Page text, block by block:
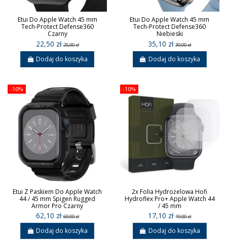
Etui Do Apple Watch 45 mm
Tech-Protect Defense360
Czarny
22,50 zł25,00 zł
Dodaj do koszyka
Etui Do Apple Watch 45 mm
Tech-Protect Defense360
Niebieski
35,10 zł39,00 zł
Dodaj do koszyka
-10%
Etui Z Paskiem Do Apple Watch
44 / 45 mm Spigen Rugged
Armor Pro Czarny
62,10 zł69,00 zł
Dodaj do koszyka
-10%
2x Folia Hydrożelowa Hofi
Hydroflex Pro+ Apple Watch 44
/ 45 mm
17,10 zł19,00 zł
Dodaj do koszyka